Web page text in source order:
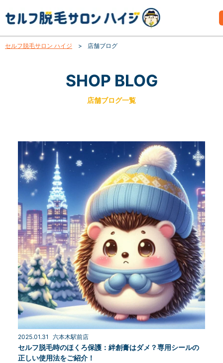
セルフ脱毛サロン ハイジ > 店舗ブログ
SHOP BLOG
店舗ブログ一覧
2025.01.31 六本木駅前店
セルフ脱毛時のほくろ保護：絆創膏はダメ？専用シールの
正しい使用法をご紹介！